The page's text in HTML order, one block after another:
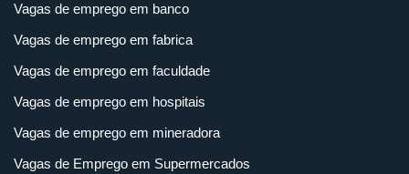
Vagas de emprego em banco
Vagas de emprego em fabrica
Vagas de emprego em faculdade
Vagas de emprego em hospitais
Vagas de emprego em mineradora
Vagas de Emprego em Supermercados